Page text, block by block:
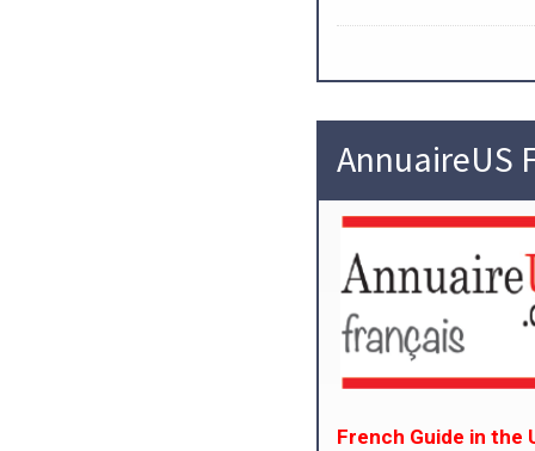
AnnuaireUS
French Guide in the